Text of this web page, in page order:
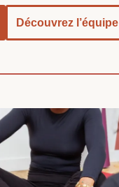
Découvrez l’équipe